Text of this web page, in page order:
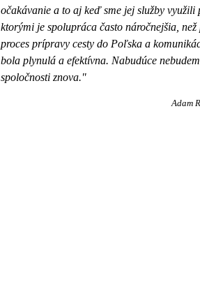
očakávanie a to aj keď sme jej služby využili
ktorými je spolupráca často náročnejšia,
proces prípravy cesty do Poľska a
bola plynulá a efektívna. Nabudúce
spoločnosti znova."
Adam